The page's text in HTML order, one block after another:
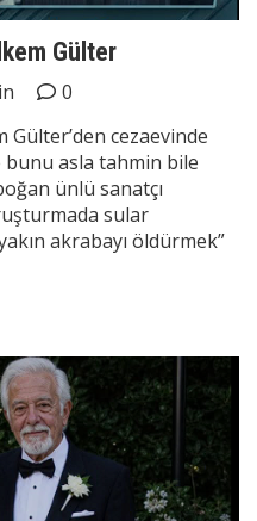
Gülter
0
Gülter’den cezaevinde
bunu asla tahmin bile
ünlü sanatçı
sular
akrabayı öldürmek”